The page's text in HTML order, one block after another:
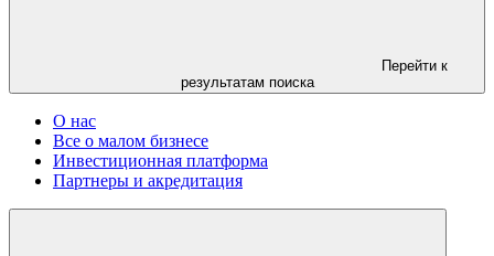
Перейти к
результатам поиска
О нас
Все о малом бизнесе
Инвестиционная платформа
Партнеры и акредитация